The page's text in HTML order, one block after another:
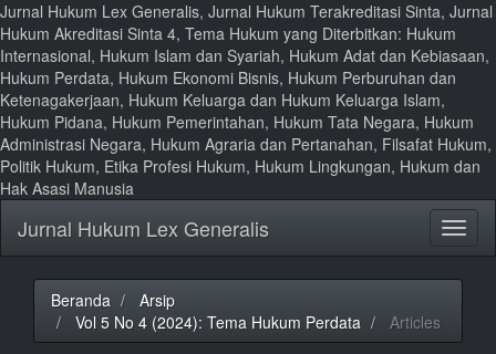
Jurnal Hukum Lex Generalis, Jurnal Hukum Terakreditasi Sinta, Jurnal
Hukum Akreditasi Sinta 4, Tema Hukum yang Diterbitkan: Hukum
Internasional, Hukum Islam dan Syariah, Hukum Adat dan Kebiasaan,
Hukum Perdata, Hukum Ekonomi Bisnis, Hukum Perburuhan dan
Ketenagakerjaan, Hukum Keluarga dan Hukum Keluarga Islam,
Hukum Pidana, Hukum Pemerintahan, Hukum Tata Negara, Hukum
Administrasi Negara, Hukum Agraria dan Pertanahan, Filsafat Hukum,
Politik Hukum, Etika Profesi Hukum, Hukum Lingkungan, Hukum dan
Hak Asasi Manusia
isi
halaman
Navigasi
Utama
Isi
Jurnal Hukum Lex Generalis
Beranda
Arsip
Vol 5 No 4 (2024): Tema Hukum Perdata
Articles